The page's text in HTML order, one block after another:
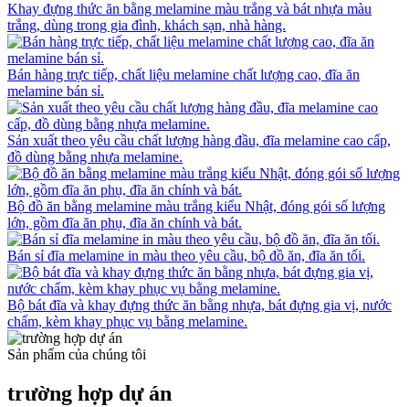
Khay đựng thức ăn bằng melamine màu trắng và bát nhựa màu
trắng, dùng trong gia đình, khách sạn, nhà hàng.
Bán hàng trực tiếp, chất liệu melamine chất lượng cao, đĩa ăn
melamine bán sỉ.
Sản xuất theo yêu cầu chất lượng hàng đầu, đĩa melamine cao cấp,
đồ dùng bằng nhựa melamine.
Bộ đồ ăn bằng melamine màu trắng kiểu Nhật, đóng gói số lượng
lớn, gồm đĩa ăn phụ, đĩa ăn chính và bát.
Bán sỉ đĩa melamine in màu theo yêu cầu, bộ đồ ăn, đĩa ăn tối.
Bộ bát đĩa và khay đựng thức ăn bằng nhựa, bát đựng gia vị, nước
chấm, kèm khay phục vụ bằng melamine.
Sản phẩm của chúng tôi
trường hợp dự án